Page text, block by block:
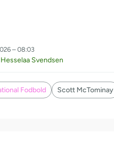
– 08:03
Svendsen
Fodbold Scott McTominay